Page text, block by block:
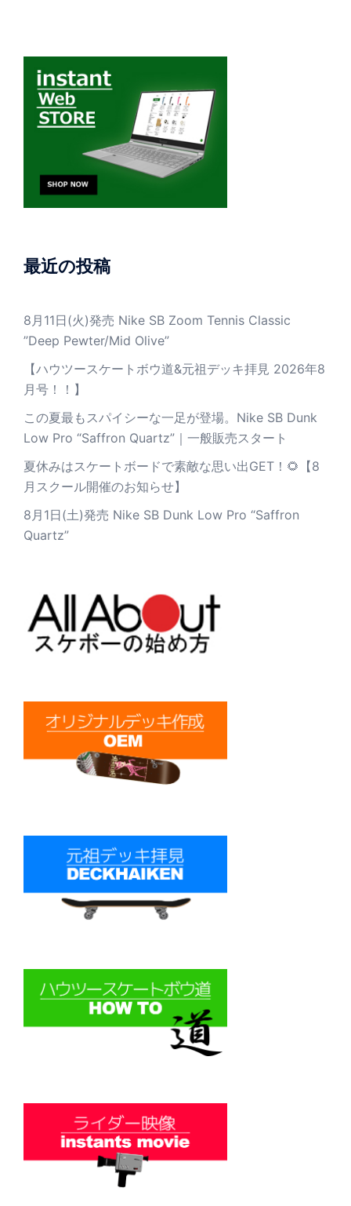
最近の投稿
8月11日(火)発売 Nike SB Zoom Tennis Classic
”Deep Pewter/Mid Olive”
【ハウツースケートボウ道&元祖デッキ拝見 2026年8
月号！！】
この夏最もスパイシーな一足が登場。Nike SB Dunk
Low Pro “Saffron Quartz”｜一般販売スタート
夏休みはスケートボードで素敵な思い出GET！🌻【8
月スクール開催のお知らせ】
8月1日(土)発売 Nike SB Dunk Low Pro “Saffron
Quartz”